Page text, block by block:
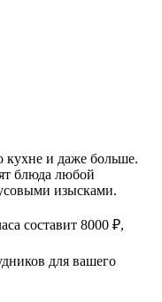
и даже больше.
блюда любой
изысками.
составит 8000 ₽,
для вашего